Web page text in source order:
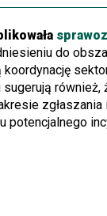
do
koordynację
sugerują
potencjalnego